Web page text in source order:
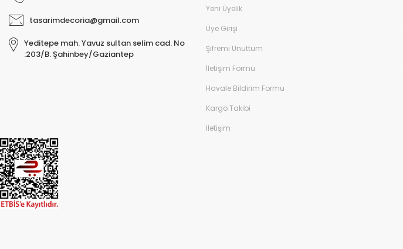
tasarimdecoria@gmail.com
Yeditepe mah. Yavuz sultan selim cad. No
:203/B. Şahinbey/Gaziantep
Yeni Üyelik
Üye Girişi
Şifremi Unuttum
İletişim Formu
Havale Bildirim Formu
Kargo Takibi
İletişim